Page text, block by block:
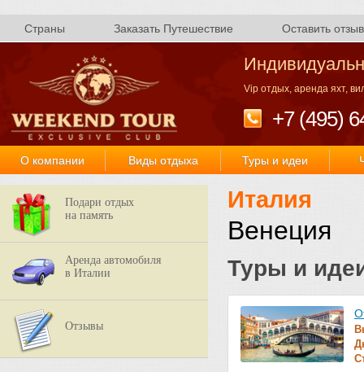
Страны Заказать Путешествие Оставить отзыв
Vip отдых, аренда яхт,
+7 (495)
О компании Виды отдыха Туры и идеи
Подари отдых
на память
Аренда автомобиля
в Италии
Отзывы
Италия
Венеция
Туры и